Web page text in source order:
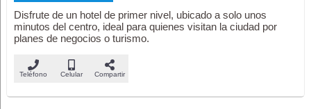
Disfrute de un hotel de primer nivel, ubicado a solo unos
minutos del centro, ideal para quienes visitan la ciudad por
planes de negocios o turismo.
Teléfono Celular Compartir